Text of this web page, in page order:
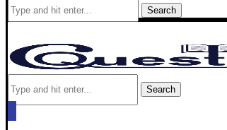
Search
Search